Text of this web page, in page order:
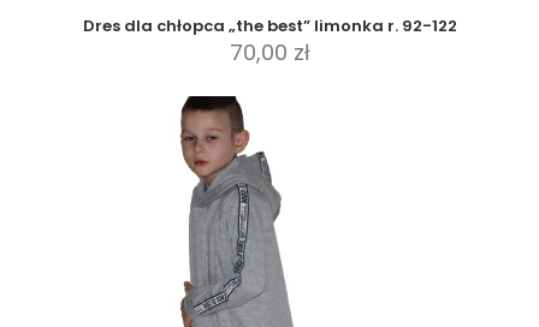
Dres dla chłopca „the best” limonka r. 92-122
70,00 zł
wariantów.
Opcje
można
wybrać
na
stronie
produktu